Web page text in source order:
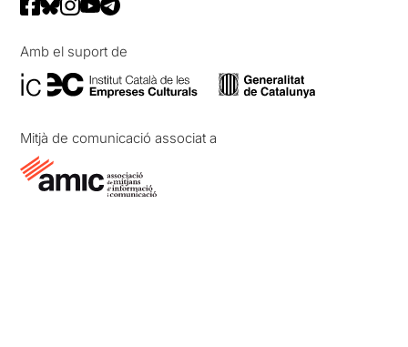
Amb el suport de
Mitjà de comunicació associat a